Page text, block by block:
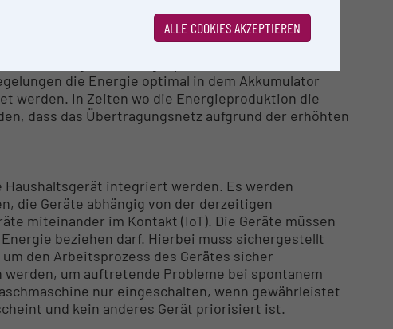
von Lastmanagementsystemen optimiert
zu entwickeln, sodass während eines
Energie als verbraucht wird) die bereitstehende
die Energie optimal in dem Akkumulator
werden. In Zeiten wo die Energieproduktion die
dass das Übertragungsnetz aufgrund der erhöhten
integriert werden. Es werden
die Geräte abhängig von der derzeitigen
miteinander im Kontakt (IoT). Die Geräte müssen
beziehen darf. Hierbei muss sichergestellt
den Arbeitsprozess des Gerätes sicher
um auftretende Probleme bei spontanem
nur eingeschalten, wenn gewährleistet
und kein anderes Gerät priorisiert ist.
ALLE COOKIES AKZEPTIEREN